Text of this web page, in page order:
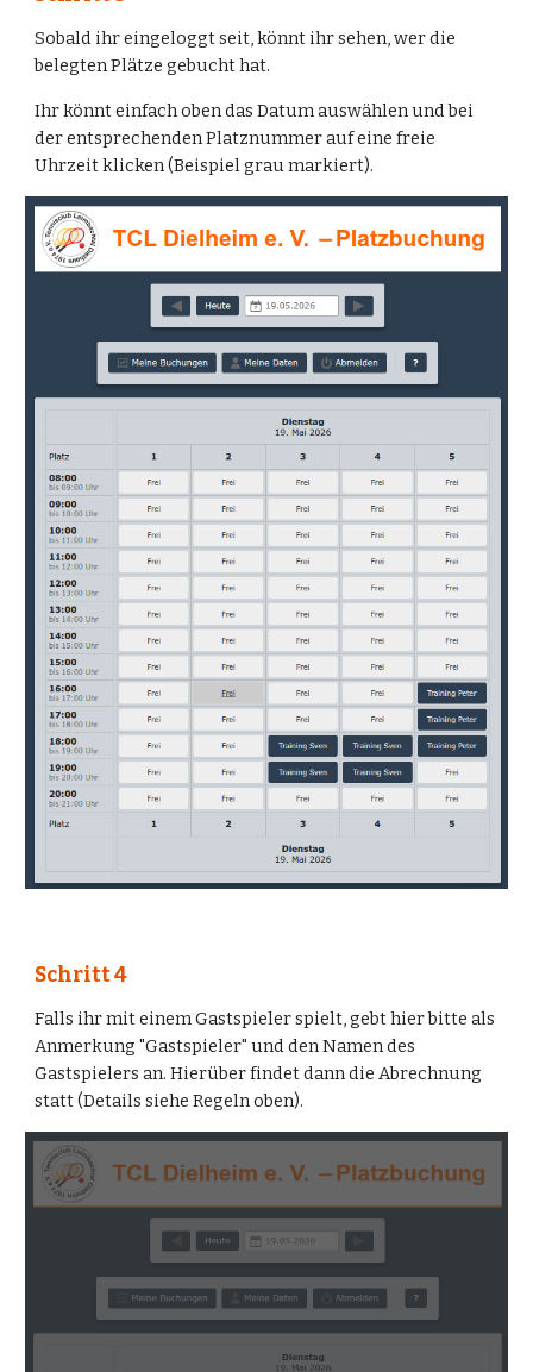
Sobald ihr eingeloggt seit, könnt ihr sehen, wer die
belegten Plätze gebucht hat.
Ihr könnt einfach oben das Datum auswählen und bei
der entsprechenden Platznummer auf eine freie
Uhrzeit klicken (Beispiel grau markiert).
Schritt4
Falls ihr mit einem Gastspieler spielt, gebt hier bitte als
Anmerkung "Gastspieler" und den Namen des
Gastspielers an. Hierüber findet dann die Abrechnung
statt (Details siehe Regeln oben).